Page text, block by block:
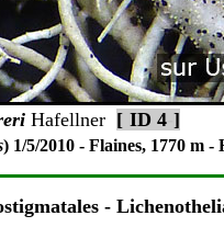
Hafellner [ ID 4 ]
) 1/5/2010 - Flaines, 1770 m -
-